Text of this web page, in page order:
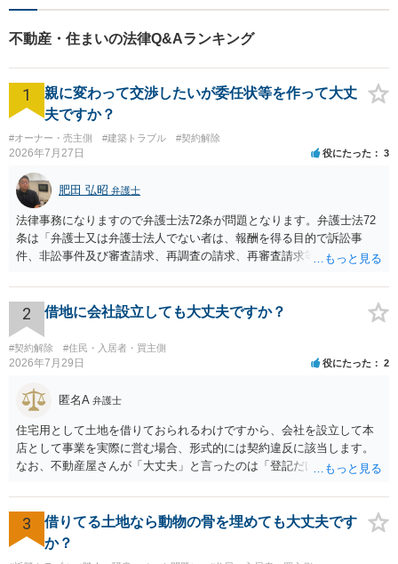
いましたが、合意が成立しなかったので、不動産の明け渡しを求める本訴を
提起し、賃借人が退去する内容での裁判上の和解が成立しました。 ■弁護士
とした場合に備えることにしていますが、本件ではその手続を執ったことに
よって賃借人に依頼者の本気度が伝わり、比較的早期の明け渡しを実現する
ことができました。
不動産・住まいの法律Q&Aランキング
1
親に変わって交渉したいが委任状等を作って大丈
夫ですか？
#オーナー・売主側 #建築トラブル #契約解除
2026年7月27日 役にたった 3
肥田 弘昭 弁護士
法律事務になりますので弁護士法72条が問題となります。弁護士法72
条は「弁護士又は弁護士法人でない者は、報酬を得る目的で訴訟事
件、非訟事件及び審査請求、再調査の請求、再審査請求等行政庁に対
しくは和解その他の法律事務を取り扱い、又はこれらの周旋をするこ
とを業とすることができない。ただし、この法律又は他の法律に別段
の定めがある場合は、この限りでない。」とのことから、報酬を得る
目的がないのであれば適法です。なぜなら、弁護士法72条に違反しな
いのであれば、委任については無償で委任者が受任者に委任できるか
2 借地に会社設立しても大丈夫ですか？
#契約解除 #住民・入居者・買主側
2026年7月29日 役にたった 2
匿名A 弁護士
住宅用として土地を借りておられるわけですから、会社を設立して本
店として事業を実際に営む場合、形式的には契約違反に該当します。
なお、不動産屋さんが「大丈夫」と言ったのは「登記だけなら実務上
れますが、これは法的な保証ではありません。 ただ、解除まで認めら
れるかどうかについては信頼関係が破壊されたかどうかで判断されま
すので、建物を事務所・店舗用に大きく改築する等までなさらない限
り、リスクはそれほど大きくないかもしれません。 しかしそれでも、
3
借りてる土地なら動物の骨を埋めても大丈夫です
か？